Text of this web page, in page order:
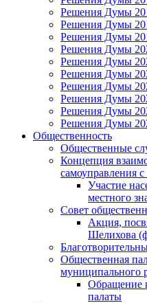
Решения Думы
Решения Думы
Решения Думы
Решения Думы
Решения Думы
Решения Думы
Решения Думы
Решения Думы
Решения Думы
Решения Думы
Общественность
Общественные
Концепция
самоуправления
Участие
местного
Совет
Акция,
Шелихова
Общественная
муниципального
Обращение
палаты